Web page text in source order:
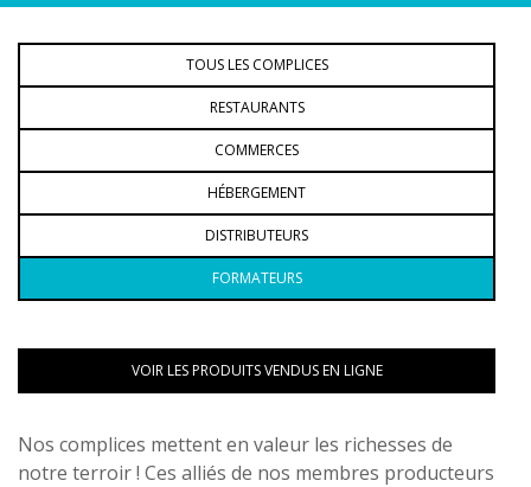
TOUS LES COMPLICES
RESTAURANTS
COMMERCES
HÉBERGEMENT
DISTRIBUTEURS
FORMATEURS
VOIR LES PRODUITS VENDUS EN LIGNE
Nos complices mettent en valeur les richesses de
notre terroir ! Ces alliés de nos membres producteurs